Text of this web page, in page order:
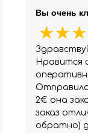
Нравится
2€ она
заказ
обратно)
Вы очень